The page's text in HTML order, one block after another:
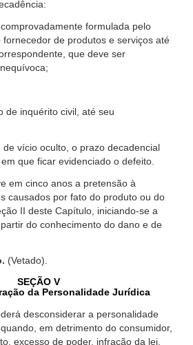
formulada pelo
de produtos e serviços até
que deve ser
de inquérito civil, até seu
de vício oculto, o prazo decadencial
que ficar evidenciado o defeito.
em cinco anos a pretensão à
causados por fato do produto ou do
II deste Capítulo, iniciando-se a
do conhecimento do dano e de
(Vetado).
SEÇÃO V
da Personalidade Jurídica
desconsiderar a personalidade
em detrimento do consumidor,
excesso de poder, infração da lei,